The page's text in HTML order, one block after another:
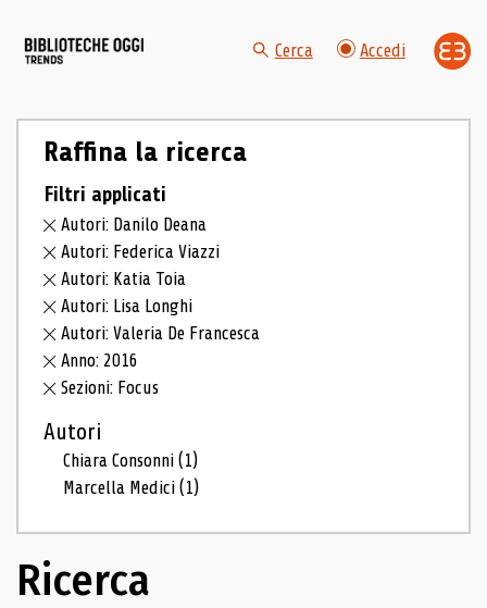
Cerca Accedi
Raffina la ricerca
Filtri applicati
Autori: Danilo Deana
Autori: Federica Viazzi
Autori: Katia Toia
Autori: Lisa Longhi
Autori: Valeria De Francesca
Anno: 2016
Sezioni: Focus
Autori
Chiara Consonni(1)
Marcella Medici(1)
Ricerca